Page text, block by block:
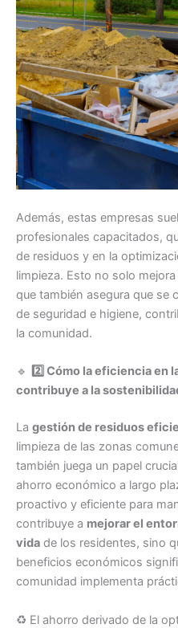
Además, estas empresas
profesionales capacitados,
de residuos y en la
limpieza. Esto no solo
que también asegura que se
de seguridad e higiene,
la comunidad.
🔹
2️⃣ Cómo la eficiencia en
contribuye a la
La gestión de residuos
limpieza de las zonas
también juega un papel
ahorro económico a largo
proactivo y eficiente para
contribuye a mejorar el
vida de los residentes, sino
beneficios económicos
comunidad implementa
♻️ El ahorro derivado de la